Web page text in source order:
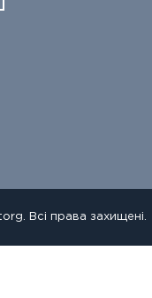
Всі права захищені.